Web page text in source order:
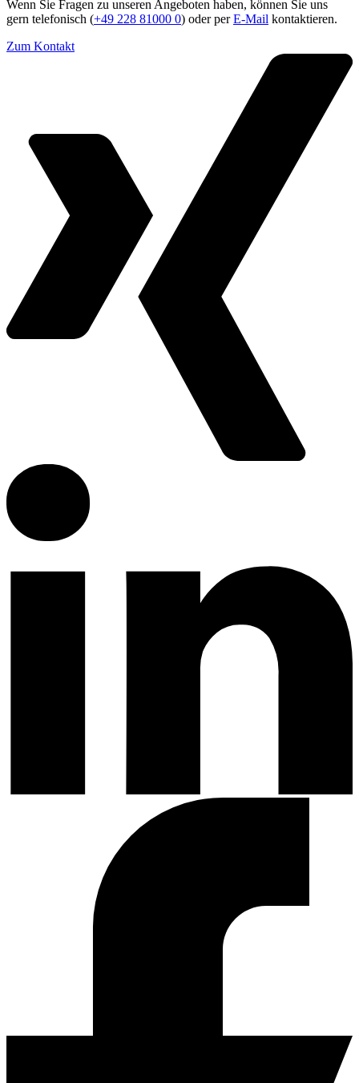
Wenn Sie Fragen zu unseren Angeboten haben, können Sie uns
gern telefonisch (+49 228 81000 0) oder perE-Mail kontaktieren.
Zum Kontakt